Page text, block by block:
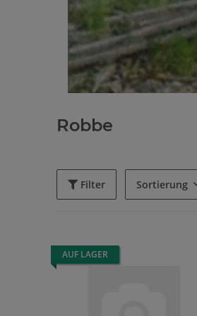
Robbe
Filter Sortierung
AUF LAGER